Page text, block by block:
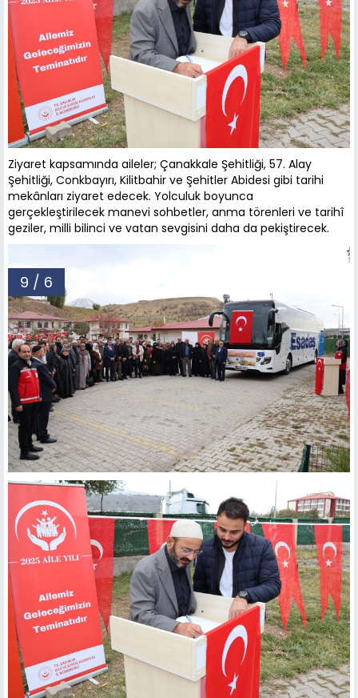
Ziyaret kapsamında aileler; Çanakkale Şehitliği, 57. Alay
Şehitliği, Conkbayırı, Kilitbahir ve Şehitler Abidesi gibi tarihi
mekânları ziyaret edecek. Yolculuk boyunca
gerçekleştirilecek manevi sohbetler, anma törenleri ve tarihî
geziler, milli bilinci ve vatan sevgisini daha da pekiştirecek.
9 / 6